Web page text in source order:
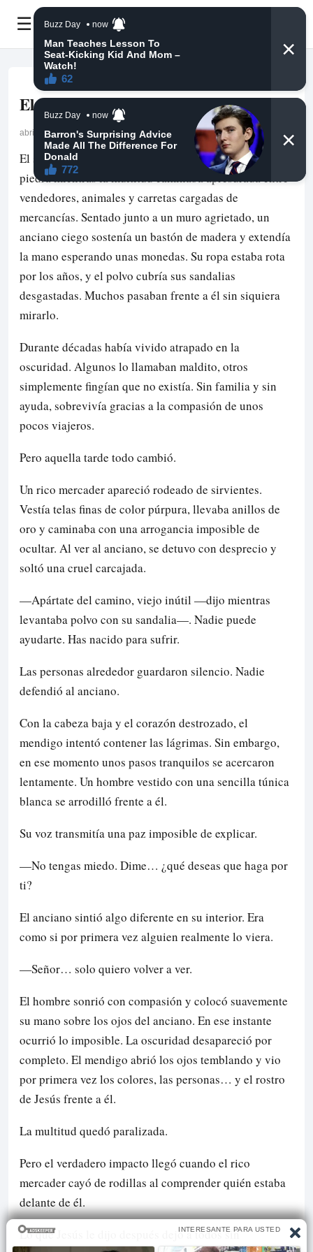
☰
El Mendigo Ciego y el Rico Mercader
abril 28, 2026
El sol caía con fuerza sobre las antiguas calles de
piedra mientras la multitud caminaba apresurada entre
vendedores, animales y carretas cargadas de
mercancías. Sentado junto a un muro agrietado, un
anciano ciego sostenía un bastón de madera y extendía
la mano esperando unas monedas. Su ropa estaba rota
por los años, y el polvo cubría sus sandalias
desgastadas. Muchos pasaban frente a él sin siquiera
mirarlo.
Durante décadas había vivido atrapado en la
oscuridad. Algunos lo llamaban maldito, otros
simplemente fingían que no existía. Sin familia y sin
ayuda, sobrevivía gracias a la compasión de unos
pocos viajeros.
Pero aquella tarde todo cambió.
Un rico mercader apareció rodeado de sirvientes.
Vestía telas finas de color púrpura, llevaba anillos de
oro y caminaba con una arrogancia imposible de
ocultar. Al ver al anciano, se detuvo con desprecio y
soltó una cruel carcajada.
—Apártate del camino, viejo inútil —dijo mientras
levantaba polvo con su sandalia—. Nadie puede
ayudarte. Has nacido para sufrir.
Las personas alrededor guardaron silencio. Nadie
defendió al anciano.
Con la cabeza baja y el corazón destrozado, el
mendigo intentó contener las lágrimas. Sin embargo,
en ese momento unos pasos tranquilos se acercaron
lentamente. Un hombre vestido con una sencilla túnica
blanca se arrodilló frente a él.
Su voz transmitía una paz imposible de explicar.
—No tengas miedo. Dime… ¿qué deseas que haga por
ti?
El anciano sintió algo diferente en su interior. Era
como si por primera vez alguien realmente lo viera.
—Señor… solo quiero volver a ver.
El hombre sonrió con compasión y colocó suavemente
su mano sobre los ojos del anciano. En ese instante
ocurrió lo imposible. La oscuridad desapareció por
completo. El mendigo abrió los ojos temblando y vio
por primera vez los colores, las personas… y el rostro
de Jesús frente a él.
La multitud quedó paralizada.
Pero el verdadero impacto llegó cuando el rico
mercader cayó de rodillas al comprender quién estaba
delante de él.
Lo que Jesús le dijo después dejó a todos sin